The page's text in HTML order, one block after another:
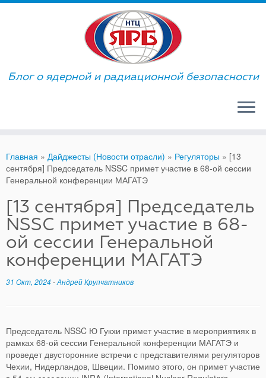
Skip
Блог о ядерной и радиационной безопасности
Главная » Дайджесты (Новости отрасли) » Регуляторы » [13
сентября] Председатель NSSC примет участие в 68-ой сессии
Генеральной конференции МАГАТЭ
[13 сентября] Председатель
NSSC примет участие в 68-
ой сессии Генеральной
конференции МАГАТЭ
31 Окт, 2024-Андрей Крупчатников
Председатель NSSC Ю Гукхи примет участие в мероприятиях в
рамках 68-ой сессии Генеральной конференции МАГАТЭ и
проведет двусторонние встречи с представителями регуляторов
Чехии, Нидерландов, Швеции. Помимо этого, он примет участие